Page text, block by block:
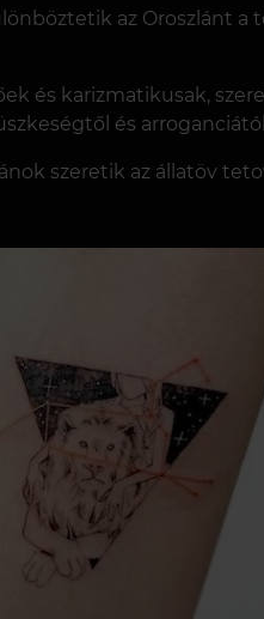
az Oroszlánt a
és karizmatikusak,
és
szeretik az állatöv